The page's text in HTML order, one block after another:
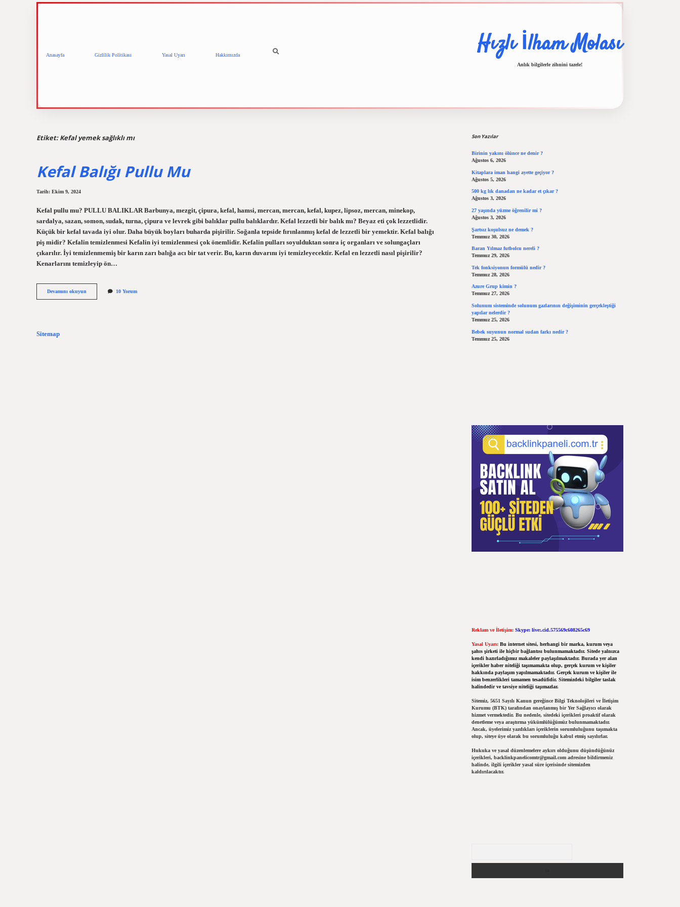
Anasayfa Gizlilik Politikası Yasal Uyarı Hakkımızda Hızlı İlham Molası
Anlık bilgilerle zihnini tazele!
Etiket:Kefal yemek sağlıklı mı
Kefal Balığı Pullu Mu
Tarih: Ekim 9, 2024
Kefal pullu mu? PULLU BALIKLAR Barbunya, mezgit, çipura, kefal, hamsi, mercan, mercan, kefal, kupez, lipsoz, mercan, minekop,
sardalya, sazan, somon, sudak, turna, çipura ve levrek gibi balıklar pullu balıklardır. Kefal lezzetli bir balık mı? Beyaz eti çok lezzetlidir.
Küçük bir kefal tavada iyi olur. Daha büyük boyları buharda pişirilir. Soğanla tepside fırınlanmış kefal de lezzetli bir yemektir. Kefal balığı
piş midir? Kefalin temizlenmesi Kefalin iyi temizlenmesi çok önemlidir. Kefalin pulları soyulduktan sonra iç organları ve solungaçları
çıkarılır. İyi temizlenmemiş bir karın zarı balığa acı bir tat verir. Bu, karın duvarını iyi temizleyecektir. Kefal en lezzetli nasıl pişirilir?
Kenarlarını temizleyip ön…
Devamını okuyun
Balığı
10 Yorum
Sitemap
Son Yazılar
Birinin yakını ölünce ne denir ?
Ağustos 6, 2026
Kitaplara iman hangi ayette geçiyor ?
Ağustos 5, 2026
500 kg lık danadan ne kadar et çıkar ?
Ağustos 3, 2026
27 yaşında yüzme öğrenilir mi ?
Ağustos 3, 2026
Şartsız koşulsuz ne demek ?
Temmuz 30, 2026
Baran Yılmaz futbolcu nereli ?
Temmuz 29, 2026
Tek fonksiyonun formülü nedir ?
Temmuz 28, 2026
Azure Grup kimin ?
Temmuz 27, 2026
Solunum sisteminde solunum gazlarının değişiminin gerçekleştiği
yapılar nelerdir ?
Temmuz 25, 2026
Bebek suyunun normal sudan farkı nedir ?
Temmuz 25, 2026
Reklam ve İletişim: Skype: live:.cid.575569c608265c69
Yasal Uyarı: Bu internet sitesi, herhangi bir marka, kurum veya
şahıs şirketi ile hiçbir bağlantısı bulunmamaktadır. Sitede yalnızca
kendi hazırladığımız makaleler paylaşılmaktadır. Burada yer alan
içerikler haber niteliği taşımamakta olup, gerçek kurum ve kişiler
hakkında paylaşım yapılmamaktadır. Gerçek kurum ve kişiler ile
isim benzerlikleri tamamen tesadüfidir. Sitemizdeki bilgiler taslak
halindedir ve tavsiye niteliği taşımazlar.
Sitemiz, 5651 Sayılı Kanun gereğince Bilgi Teknolojileri ve İletişim
Kurumu (BTK) tarafından onaylanmış bir Yer Sağlayıcı olarak
hizmet vermektedir. Bu nedenle, sitedeki içerikleri proaktif olarak
denetleme veya araştırma yükümlülüğümüz bulunmamaktadır.
Ancak, üyelerimiz yazdıkları içeriklerin sorumluluğunu taşımakta
olup, siteye üye olarak bu sorumluluğu kabul etmiş sayılırlar.
Hukuka ve yasal düzenlemelere aykırı olduğunu düşündüğünüz
içerikleri, backlinkpanelicomtr@gmail.comadresine bildirmeniz
halinde, ilgili içerikler yasal süre içerisinde sitemizden
kaldırılacaktır.